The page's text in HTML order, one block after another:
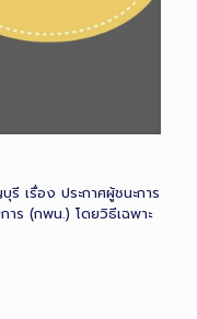
เรื่อง ประกาศผู้ชนะการ
ร (กพน.) โดยวิธีเฉพาะ